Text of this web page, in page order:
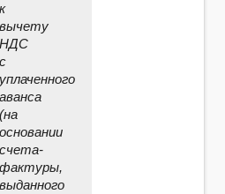
к
вычету
НДС
с
уплаченного
аванса
(на
основании
счета­-
фактуры,
выданного